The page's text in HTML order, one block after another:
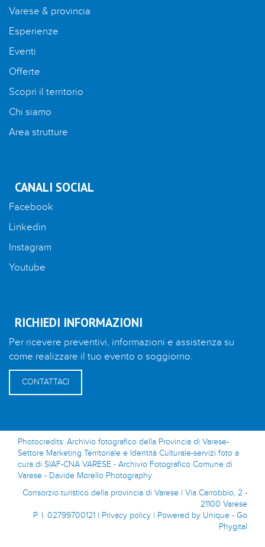
Varese & provincia
Esperienze
Eventi
Offerte
Scopri il territorio
Chi siamo
Area strutture
CANALI SOCIAL
Facebook
Linkedin
Instagram
Youtube
RICHIEDI INFORMAZIONI
Per ricevere preventivi, informazioni e assistenza su
come realizzare il tuo evento o soggiorno.
CONTATTACI
Photocredits: Archivio fotografico della Provincia di Varese-
Settore Marketing Territoriale e Identità Culturale-servizi foto a
cura di SIAF-CNA VARESE - Archivio Fotografico Comune di
Varese - Davide Morello Photography
Consorzio turistico della provincia di Varese | Via Carrobbio, 2 -
21100 Varese
P. I. 02799700121 | Privacy policy | Powered by Unique - Go
Phygital